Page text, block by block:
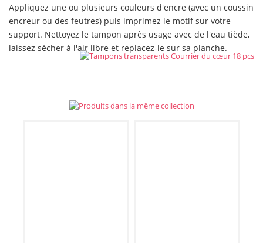
Appliquez une ou plusieurs couleurs d'encre (avec un coussin
encreur ou des feutres) puis imprimez le motif sur votre
support. Nettoyez le tampon après usage avec de l'eau tiède,
laissez sécher à l'air libre et replacez-le sur sa planche.